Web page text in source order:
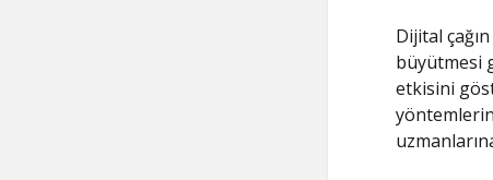
Dijital
büyütmesi
etkisini